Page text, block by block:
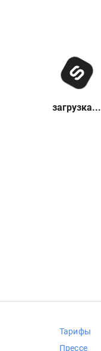
загрузка...
Тарифы
Прессе